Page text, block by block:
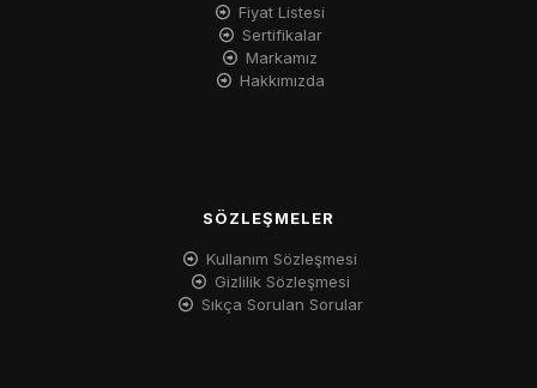
Fiyat Listesi
Sertifikalar
Markamız
Hakkımızda
SÖZLEŞMELER
Kullanım Sözleşmesi
Gizlilik Sözleşmesi
Sıkça Sorulan Sorular